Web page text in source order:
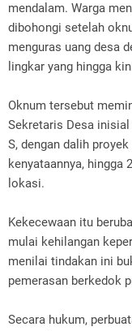
mendalam. Warga
dibohongi setelah
menguras uang desa
lingkar yang hingga
Oknum tersebut
Sekretaris Desa inisial
S, dengan dalih
kenyataannya,
lokasi.
Kekecewaan itu
mulai kehilangan
menilai tindakan ini
pemerasan berkedok
Secara hukum,